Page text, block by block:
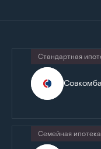
Стандартная
Семейная ипотека